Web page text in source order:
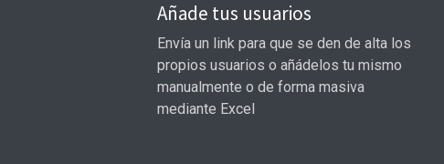
Añade tus usuarios
Envía un link para que se den de alta los
propios usuarios o añádelos tu mismo
manualmente o de forma masiva
mediante Excel